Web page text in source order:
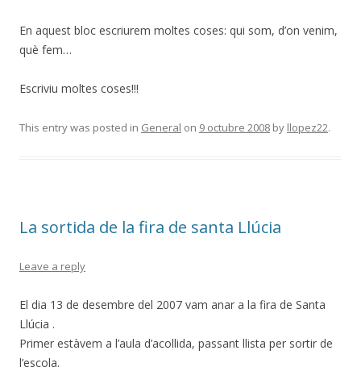
En aquest bloc escriurem moltes coses: qui som, d’on venim,
què fem…
Escriviu moltes coses!!!
This entry was posted in General on 9 octubre 2008 by llopez22.
La sortida de la fira de santa Llúcia
Leave a reply
El dia 13 de desembre del 2007 vam anar a la fira de Santa
Llúcia .
Primer estàvem a l’aula d’acollida, passant llista per sortir de
l’escola.